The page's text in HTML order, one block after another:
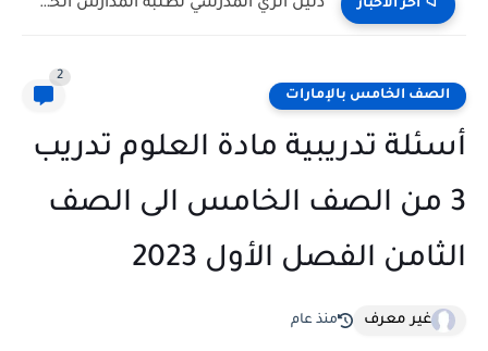
📁 آخر الأخبار كتاب الطالب مادة الرياضيات المتكاملة الصف التاسع Bridge متقدم الفصل...
الصف الخامس بالإمارات
2
أسئلة تدريبية مادة العلوم تدريب
3 من الصف الخامس الى الصف
الثامن الفصل الأول 2023
غير معرف منذ عام